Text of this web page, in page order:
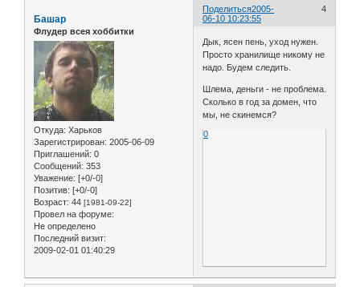
Поделиться 4
2005-
06-10 10:23:55
Башар
Флудер всея хоббитки
Откуда: Харьков
Зарегистрирован: 2005-06-09
Приглашений: 0
Сообщений: 353
Уважение: [+0/-0]
Позитив: [+0/-0]
Возраст: 44 [1981-09-22]
Провел на форуме:
Не определено
Последний визит:
2009-02-01 01:40:29
Дык, ясен пень, уход нужен.
Просто хранилище никому не
надо. Будем следить.
Шлема, деньги - не проблема.
Сколько в год за домен, что
мы, не скинемся?
0